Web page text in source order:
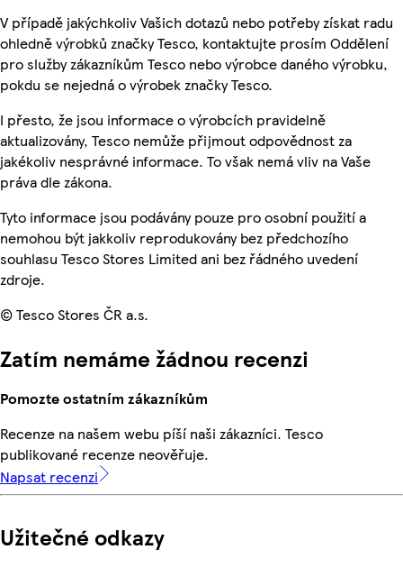
V případě jakýchkoliv Vašich dotazů nebo potřeby získat radu
ohledně výrobků značky Tesco, kontaktujte prosím Oddělení
pro služby zákazníkům Tesco nebo výrobce daného výrobku,
pokdu se nejedná o výrobek značky Tesco.
I přesto, že jsou informace o výrobcích pravidelně
aktualizovány, Tesco nemůže přijmout odpovědnost za
jakékoliv nesprávné informace. To však nemá vliv na Vaše
práva dle zákona.
Tyto informace jsou podávány pouze pro osobní použití a
nemohou být jakkoliv reprodukovány bez předchozího
souhlasu Tesco Stores Limited ani bez řádného uvedení
zdroje.
© Tesco Stores ČR a.s.
Zatím nemáme žádnou recenzi
Pomozte ostatním zákazníkům
Recenze na našem webu píší naši zákazníci. Tesco
publikované recenze neověřuje.
Napsat recenzi
Užitečné odkazy